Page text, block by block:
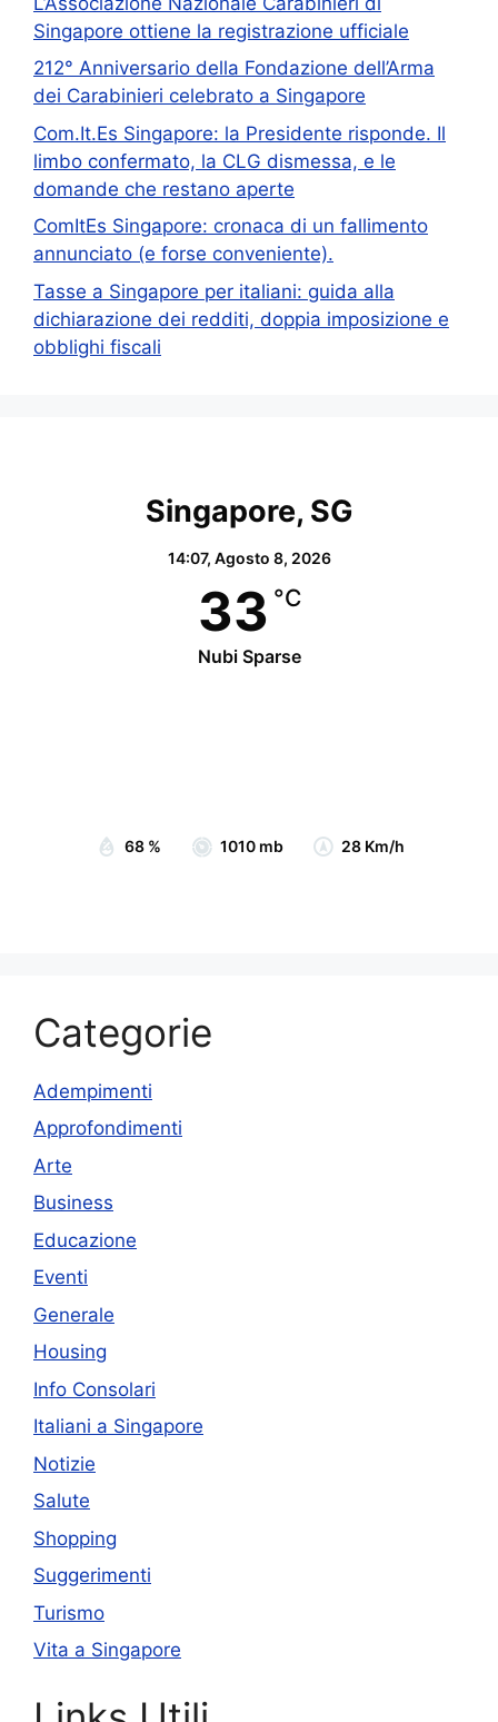
Singapore ottiene la registrazione ufficiale
212° Anniversario della Fondazione dell’Arma
dei Carabinieri celebrato a Singapore
Com.It.Es Singapore: la Presidente risponde. Il
limbo confermato, la CLG dismessa, e le
domande che restano aperte
ComItEs Singapore: cronaca di un fallimento
annunciato (e forse conveniente).
Tasse a Singapore per italiani: guida alla
dichiarazione dei redditi, doppia imposizione e
obblighi fiscali
Singapore, SG
14:07, Agosto 8, 2026
33 °C
Nubi Sparse
68 % 1010 mb 28 Km/h
Categorie
Adempimenti
Approfondimenti
Arte
Business
Educazione
Eventi
Generale
Housing
Info Consolari
Italiani a Singapore
Notizie
Salute
Shopping
Suggerimenti
Turismo
Vita a Singapore